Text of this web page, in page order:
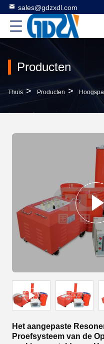
sales@gdzxdl.com
Producten
Thuis > Producten >
Het aangepaste
Proefsysteem van de